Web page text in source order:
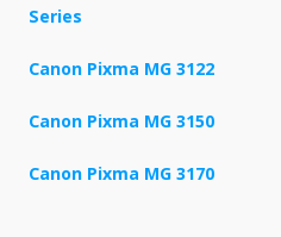
Series
Canon Pixma MG 3122
Canon Pixma MG 3150
Canon Pixma MG 3170